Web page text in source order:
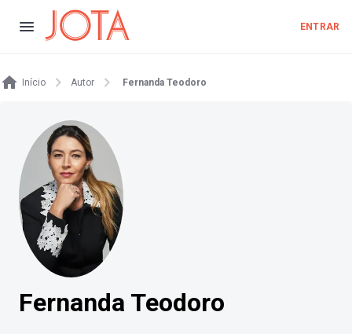
ENTRAR
Início Autor Fernanda Teodoro
Fernanda Teodoro